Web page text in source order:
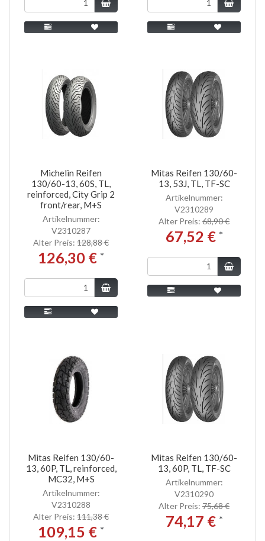
Michelin Reifen
130/60-13, 60S, TL,
reinforced, City Grip 2
front/rear, M+S
Artikelnummer:
V2310287
Alter Preis: 128,88 €
126,30 € *
Mitas Reifen 130/60-
13, 53J, TL, TF-SC
Artikelnummer:
V2310289
Alter Preis: 68,90 €
67,52 € *
Mitas Reifen 130/60-
13, 60P, TL, reinforced,
MC32, M+S
Artikelnummer:
V2310288
Alter Preis: 111,38 €
109,15 € *
Mitas Reifen 130/60-
13, 60P, TL, TF-SC
Artikelnummer:
V2310290
Alter Preis: 75,68 €
74,17 € *